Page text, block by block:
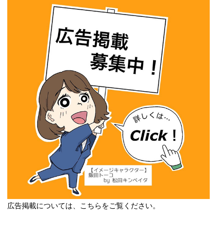
広告掲載については、こちらをご覧ください。